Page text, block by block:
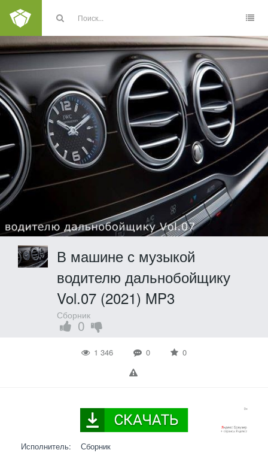
В машине с музыкой
водителю дальнобойщику
Vol.07 (2021) MP3
Сборник
0
1 346 0 0
Исполнитель:
Сборник